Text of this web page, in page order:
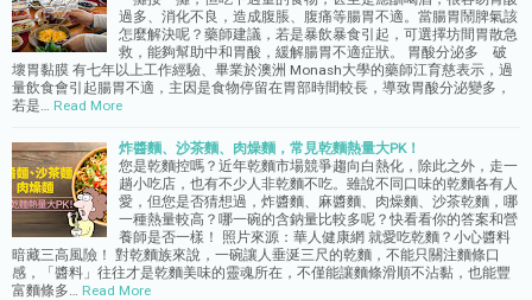
過多、消化不良，造成腹脹、腹痛等腸胃不適。當腸胃鬧脾氣該
怎麼解決呢？藥師建議，若是暴飲暴食引起，可選擇坊間胃散急
救，能夠幫助中和胃酸，緩解腸胃不適症狀。 胃酸分泌多 破
壞胃黏膜 有七年以上工作經驗、畢業於澳洲 Monash大學的藥師江育慈表示，過
量飲食會引起腸胃不適，主因是食物停留在胃部時間較長，導致胃酸分泌變多，
若是…
Read More
炸醬麵、沙茶麵、肉燥麵，常見乾麵熱量大PK！
您是乾麵控嗎？近年乾麵市場競爭趨向白熱化，除此之外，走一
趟小吃店，也有不少人非乾麵不吃。雖說不同口味的乾麵各有人
愛，但您是否猜想過，炸醬麵、麻醬麵、肉燥麵、沙茶乾麵，哪
一種熱量較高？哪一碗的含鈉量比較多呢？快看看你的答案和營
養師是否一樣！ 照片來源：華人健康網 就愛吃乾麵？小心醬料
暗藏三高風險！ 對乾麵族來說，一碗讓人垂涎三尺的乾麵，不能只關注麵條口
感，「醬料」往往才是乾麵美味的靈魂所在，不僅能讓麵條滑順不沾黏，也能豐
富麵條多…
Read More